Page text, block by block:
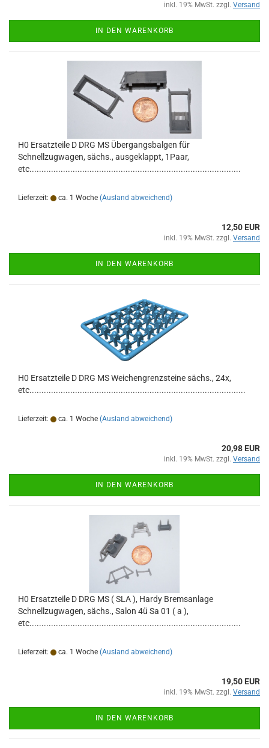
inkl. 19% MwSt. zzgl. Versand
IN DEN WARENKORB
H0 Ersatzteile D DRG MS Übergangsbalgen für
Schnellzugwagen, sächs., ausgeklappt, 1Paar,
etc........................................................................................
Lieferzeit: ca. 1 Woche (Ausland abweichend)
12,50 EUR
inkl. 19% MwSt. zzgl. Versand
IN DEN WARENKORB
H0 Ersatzteile D DRG MS Weichengrenzsteine sächs., 24x,
etc..........................................................................................
Lieferzeit: ca. 1 Woche (Ausland abweichend)
20,98 EUR
inkl. 19% MwSt. zzgl. Versand
IN DEN WARENKORB
H0 Ersatzteile D DRG MS ( SLA ), Hardy Bremsanlage
Schnellzugwagen, sächs., Salon 4ü Sa 01 ( a ),
etc........................................................................................
Lieferzeit: ca. 1 Woche (Ausland abweichend)
19,50 EUR
inkl. 19% MwSt. zzgl. Versand
IN DEN WARENKORB